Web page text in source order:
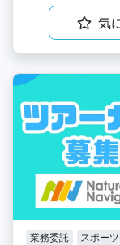
気
業務委託 スポー